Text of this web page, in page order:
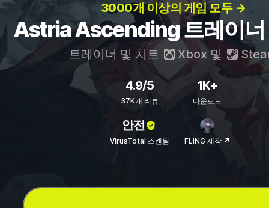
3000개 이상의 게임 모두 →
Astria Ascending 트레이너
트레이너 및 치트 Xbox 및
4.9/5
37K개 리뷰
1K+
다운로드
안전
VirusTotal 스캔됨 FLiNG 제작 ↗